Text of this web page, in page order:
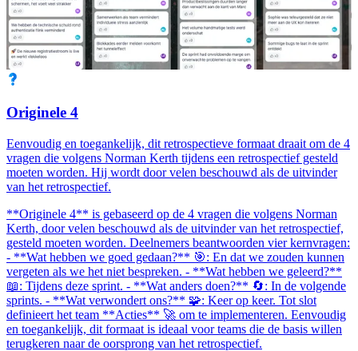
Originele 4
Eenvoudig en toegankelijk, dit retrospectieve formaat draait om de 4
vragen die volgens Norman Kerth tijdens een retrospectief gesteld
moeten worden. Hij wordt door velen beschouwd als de uitvinder
van het retrospectief.
**Originele 4** is gebaseerd op de 4 vragen die volgens Norman
Kerth, door velen beschouwd als de uitvinder van het retrospectief,
gesteld moeten worden. Deelnemers beantwoorden vier kernvragen:
- **Wat hebben we goed gedaan?** 🎯: En dat we zouden kunnen
vergeten als we het niet bespreken. - **Wat hebben we geleerd?**
📖: Tijdens deze sprint. - **Wat anders doen?** 🔄: In de volgende
sprints. - **Wat verwondert ons?** 🧩: Keer op keer. Tot slot
definieert het team **Acties** 🚀 om te implementeren. Eenvoudig
en toegankelijk, dit formaat is ideaal voor teams die de basis willen
terugkeren naar de oorsprong van het retrospectief.